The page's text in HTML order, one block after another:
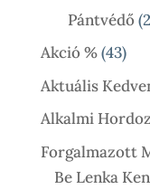
Pántvédő 2
Akció % 4343
Aktuális
Alkalmi
Forgalmazott
Be Lenka